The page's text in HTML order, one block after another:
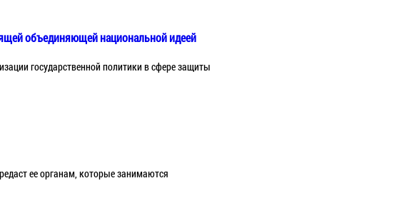
объединяющей национальной идеей
государственной политики в сфере защиты
ее органам, которые занимаются